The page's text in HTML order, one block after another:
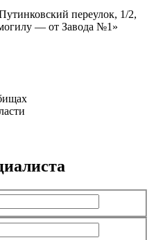
переулок, 1/2,
— от Завода №1»